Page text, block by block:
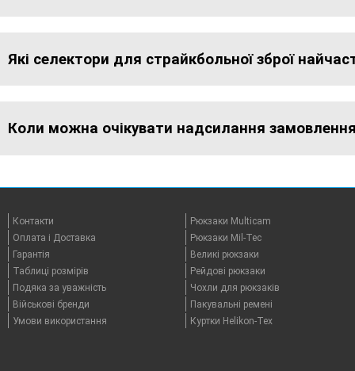
Які селектори для страйкбольної зброї
Коли можна очікувати надсилання
Контакти
Оплата i Доставка
Гарантія
Таблицi розмірів
Подяка за уважність
Військові бренди
Умови використання
Рюкзаки Multicam
Рюкзаки Mil-Tec
Великі рюкзаки
Рейдові рюкзаки
Чохли для рюкзаків
Пакувальні ремені
Куртки Helikon-Tex